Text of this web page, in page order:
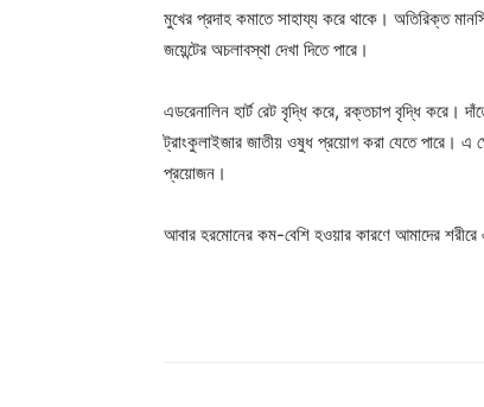
মুখের প্রদাহ কমাতে সাহায্য করে থাকে। অতিরিক্ত
জয়েন্টের অচলাবস্থা দেখা দিতে পারে।
এডরেনালিন হার্ট রেট বৃদ্ধি করে, রক্তচাপ বৃদ্ধি করে।
ট্রাংকুলাইজার জাতীয় ওষুধ প্রয়োগ করা যেতে পারে।
প্রয়োজন।
আবার হরমোনের কম-বেশি হওয়ার কারণে আমাদের